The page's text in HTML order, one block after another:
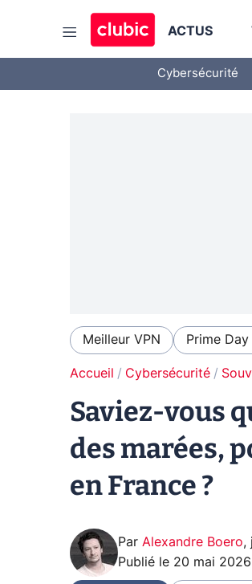
ACTUS
Cybersécurité
Meilleur VPN Prime
Accueil Cybersécurité
Saviez-vous
des marées,
en France ?
Par Alexandre Boero,
Publié le 20 mai